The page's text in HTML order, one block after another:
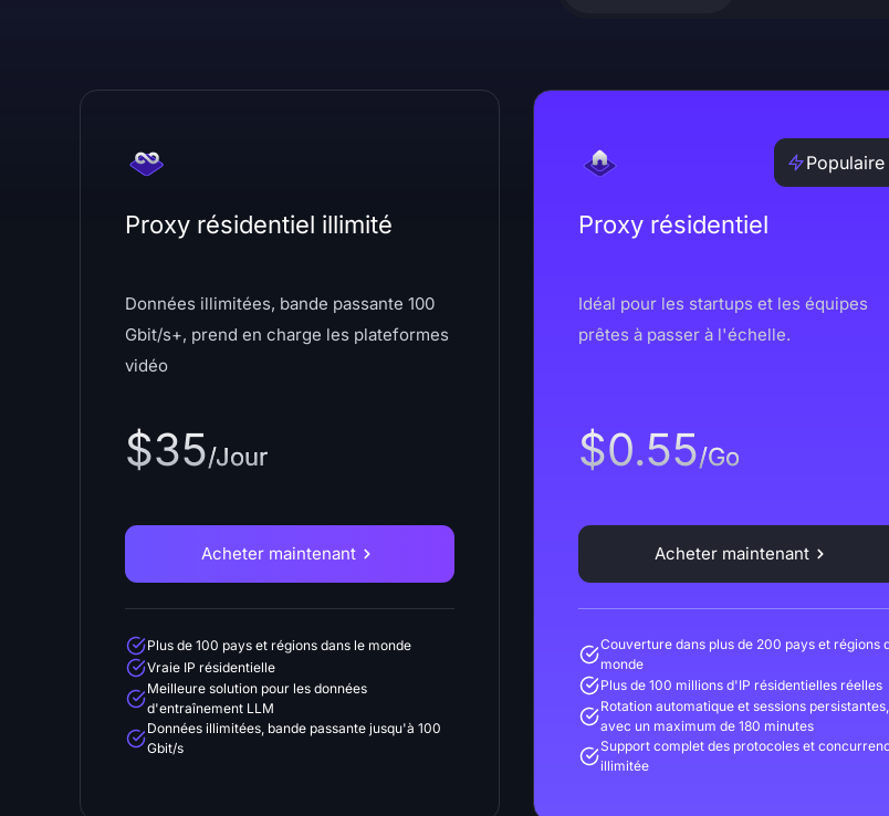
Proxy résidentiel illimité
Données illimitées, bande passante 100
Gbit/s+, prend en charge les plateformes
vidéo
$35/Jour
Acheter maintenant
Plus de 100 pays et régions dans le monde
Vraie IP résidentielle
Meilleure solution pour les données
d'entraînement LLM
Données illimitées, bande passante jusqu'à 100
Gbit/s
Populaire
Proxy résidentiel
Idéal pour les startups et les équipes
prêtes à passer à l'échelle.
$0.55/Go
Acheter maintenant
Couverture dans plus de 200 pays et régions
monde
Plus de 100 millions d'IP résidentielles réelles
Rotation automatique et sessions persistantes,
avec un maximum de 180 minutes
Support complet des protocoles et
illimitée